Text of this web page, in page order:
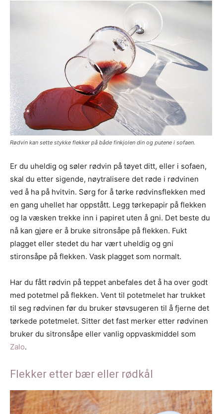
Rødvin kan sette stykke flekker på både finkjolen din og putene i sofaen.
Er du uheldig og søler rødvin på tøyet ditt, eller i sofaen,
skal du etter sigende, nøytralisere det røde i rødvinen
ved å ha på hvitvin. Sørg for å tørke rødvinsflekken med
en gang uhellet har oppstått. Legg tørkepapir på flekken
og la væsken trekke inn i papiret uten å gni. Det beste du
nå kan gjøre er å bruke sitronsåpe på flekken. Fukt
plagget eller stedet du har vært uheldig og gni
stironsåpe på flekken. Vask plagget som normalt.
Har du fått rødvin på teppet anbefales det å ha over godt
med potetmel på flekken. Vent til potetmelet har trukket
til seg rødvinen før du bruker støvsugeren til å fjerne det
tørkede potetmelet. Sitter det fast merker etter rødvinen
bruker du sitronsåpe eller vanlig oppvaskmiddel som
Zalo.
Flekker etter bær eller rødkål